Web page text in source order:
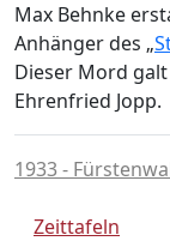
Max Behnke
Anhänger des „
Dieser Mord
Ehrenfried Jopp.
1933 -
Zeittafeln